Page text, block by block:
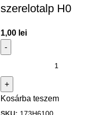
szerelotalp H0
1,00 lei
Kosárba teszem
SKU: 173H6100